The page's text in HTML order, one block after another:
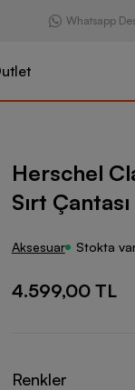
Whatsapp
26 Lt Kadın Sırt
Herschel
Sırt Çantası
Aksesuar Stokta
4.599,00 TL
Renkler